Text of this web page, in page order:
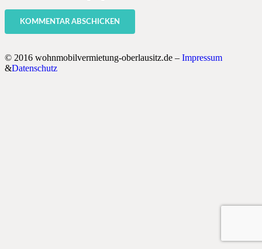
KOMMENTAR ABSCHICKEN
© 2016 wohnmobilvermietung-oberlausitz.de – Impressum
&Datenschutz